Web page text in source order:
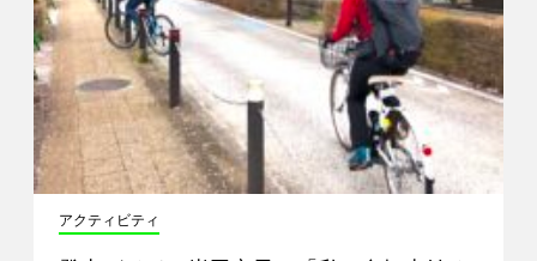
アクティビティ